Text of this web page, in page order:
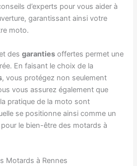
d’experts pour vous aider à
garantissant ainsi votre
moto.
desgaranties offertes permet une
En faisant le choix de la
, vous protégez non seulement
vous assurez également que
pratique de la moto sont
se positionne ainsi comme un
le bien-être des motards à
Motards à Rennes